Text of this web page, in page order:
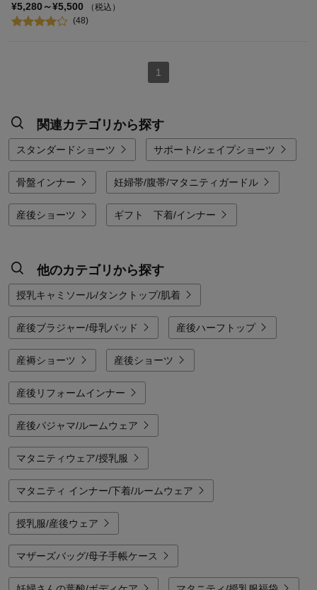
¥5,280～¥5,500
（税込）
(48)
1
関連カテゴリから探す
スタンダードショーツ サポート/シェイプショーツ
骨盤インナー 妊婦帯/腹帯/マタニティガードル
産後ショーツ ギフト 下着/インナー
他のカテゴリから探す
授乳キャミソール/タンクトップ/肌着
産後ブラジャー/母乳パッド 産後ハーフトップ
産褥ショーツ 産後ショーツ
産後リフォームインナー
産後パジャマ/ルームウェア
マタニティウェア/授乳服
マタニティ インナー/下着/ルームウェア
授乳服/産後ウェア
マザーズバッグ/母子手帳ケース